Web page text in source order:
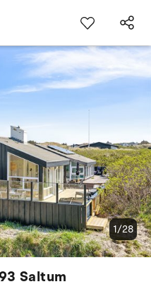
Saltum
1/28